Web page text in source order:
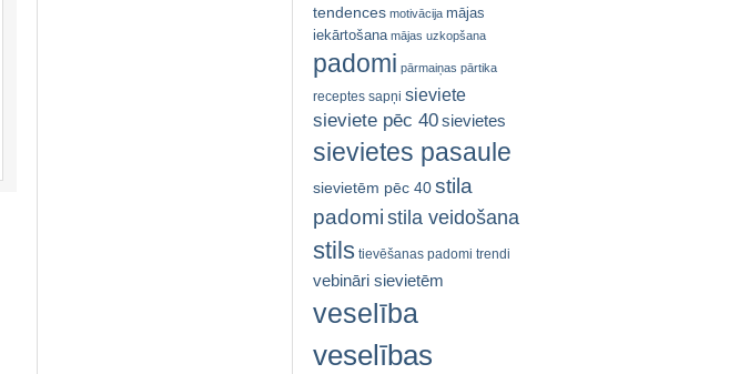
tendences motivācija mājas
iekārtošana mājas uzkopšana
padomi pārmaiņas pārtika
receptes sapņi sieviete
sieviete pēc 40sievietes
sievietes pasaule
sievietēm pēc 40stila
padomistila veidošana
stils tievēšanas padomi trendi
vebināri sievietēm
veselība
veselības